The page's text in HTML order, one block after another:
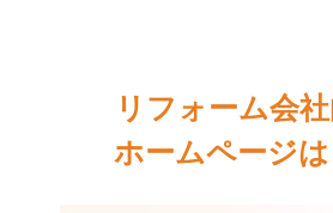
リフォーム会
ホームページ